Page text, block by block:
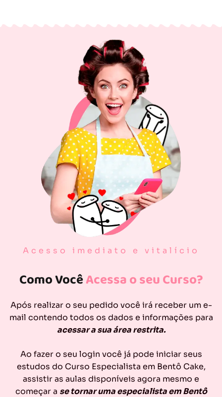
Acesso imediato e vitalício
Como VocêAcessa o seu Curso?
Após realizar o seu pedido você irá receber um e-
mail contendo todos os dados e informações para
acessar a sua área restrita.
Ao fazer o seu login você já pode iniciar seus
estudos do Curso Especialista em Bentô Cake,
assistir as aulas disponíveis agora mesmo e
começar a se tornar uma especialista em Bentô